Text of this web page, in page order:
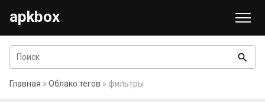
apkbox
search
Главная » Облако тегов » фильтры